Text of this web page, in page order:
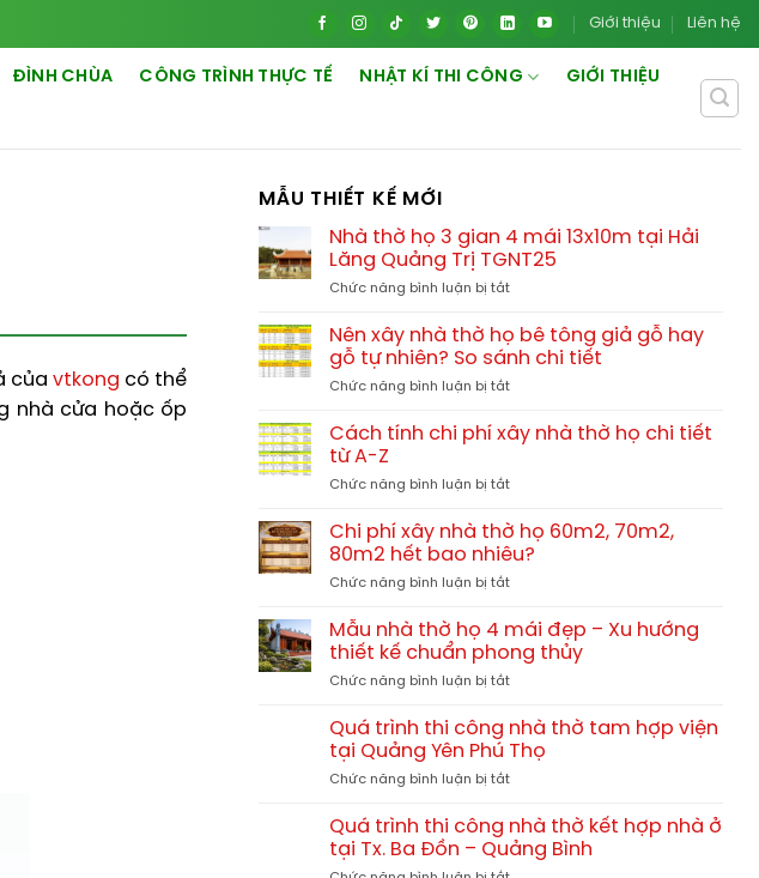
Giới thiệu Liên hệ
ĐÌNH CHÙA CÔNG TRÌNH THỰC TẾ NHẬT KÍ THI CÔNG GIỚI THIỆU
của vtkong có thể
nhà cửa hoặc ốp
MẪU THIẾT KẾ MỚI
Nhà thờ họ 3 gian 4 mái 13x10m tại Hải
Lăng Quảng Trị TGNT25
Chức năng bình luận bị tắtở
thờ
họ
3
gian
mái
Hải
Quảng
Trị
Nên xây nhà thờ họ bê tông giả gỗ hay
gỗ tự nhiên? So sánh chi tiết
Chức năng bình luận bị tắtở
xây
nhà
họ
tông
giả
hay
tự
nhiên?
tiết
Cách tính chi phí xây nhà thờ họ chi tiết
từ A-Z
Chức năng bình luận bị tắtở
tính
chi
phí
xây
thờ
họ
chi
tiết
A-
Z
Chi phí xây nhà thờ họ 60m2, 70m2,
80m2 hết bao nhiêu?
Chức năng bình luận bị tắtở
phí
nhà
thờ
60m2,
70m2,
80m2
hết
nhiêu?
Mẫu nhà thờ họ 4 mái đẹp – Xu hướng
thiết kế chuẩn phong thủy
Chức năng bình luận bị tắtở
nhà
thờ
họ
4
đẹp
–
Quá trình thi công nhà thờ tam hợp viện
tại Quảng Yên Phú Thọ
Chức năng bình luận bị tắtở
trình
thi
công
Quá trình thi công nhà thờ kết hợp nhà ở
tại Tx. Ba Đồn – Quảng Bình